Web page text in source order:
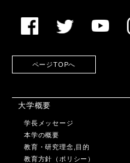
ページTOPへ
大学概要
学長メッセージ
本学の概要
教育・研究理念,目的
教育方針（ポリシー）